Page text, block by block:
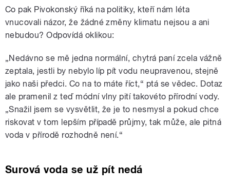
Co pak Pivokonský říká na politiky, kteří nám léta
vnucovali názor, že žádné změny klimatu nejsou a ani
nebudou? Odpovídá oklikou:
„Nedávno se mě jedna normální, chytrá paní zcela vážně
zeptala, jestli by nebylo líp pít vodu neupravenou, stejně
jako naši předci. Co na to máte říct,“ ptá se vědec. Dotaz
ale pramenil z teď módní vlny pití takovéto přírodní vody.
„Snažil jsem se vysvětlit, že je to nesmysl a pokud chce
riskovat v tom lepším případě průjmy, tak může, ale pitná
voda v přírodě rozhodně není.“
Surová voda se už pít nedá